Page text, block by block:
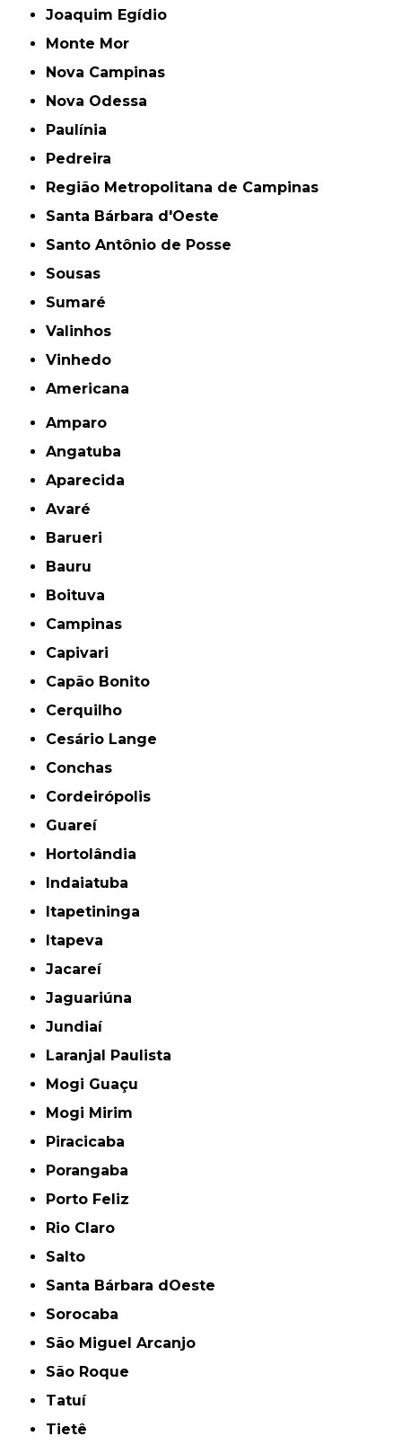
Joaquim Egídio
Monte Mor
Nova Campinas
Nova Odessa
Paulínia
Pedreira
Região Metropolitana de Campinas
Santa Bárbara d'Oeste
Santo Antônio de Posse
Sousas
Sumaré
Valinhos
Vinhedo
americana
Amparo
Angatuba
Aparecida
Avaré
Barueri
Bauru
Boituva
Campinas
Capivari
Capão Bonito
Cerquilho
Cesário Lange
Conchas
Cordeirópolis
Guareí
Hortolândia
Indaiatuba
Itapetininga
Itapeva
Jacareí
Jaguariúna
Jundiaí
Laranjal Paulista
Mogi Guaçu
Mogi Mirim
Piracicaba
Porangaba
Porto Feliz
Rio Claro
Salto
Santa Bárbara dOeste
Sorocaba
São Miguel Arcanjo
São Roque
Tatuí
Tietê